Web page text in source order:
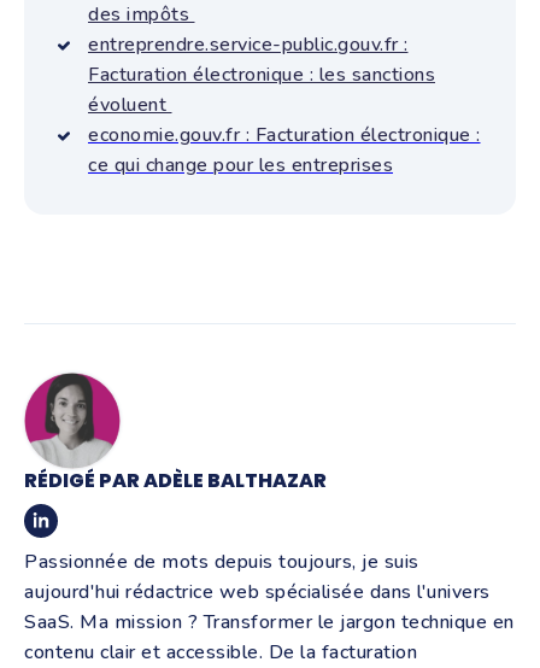
des impôts
entreprendre.service-public.gouv.fr :
Facturation électronique : les sanctions
évoluent
economie.gouv.fr : Facturation électronique :
ce qui change pour les entreprises
RÉDIGÉ PAR ADÈLE BALTHAZAR
Passionnée de mots depuis toujours, je suis
aujourd'hui rédactrice web spécialisée dans l'univers
SaaS. Ma mission ? Transformer le jargon technique en
contenu clair et accessible. De la facturation